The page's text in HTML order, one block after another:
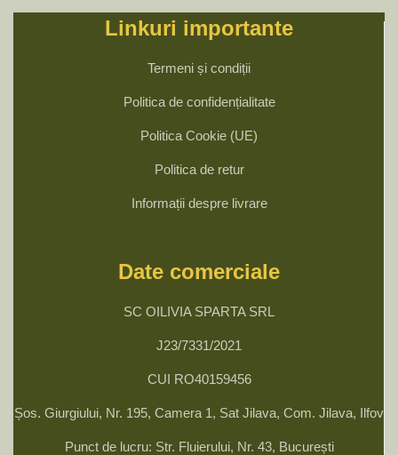
Linkuri importante
Termeni și condiții
Politica de confidențialitate
Politica Cookie (UE)
Politica de retur
Informații despre livrare
Date comerciale
SC OILIVIA SPARTA SRL
J23/7331/2021
CUI RO40159456
Șos. Giurgiului, Nr. 195, Camera 1, Sat Jilava, Com. Jilava, Ilfov
Punct de lucru: Str. Fluierului, Nr. 43, București